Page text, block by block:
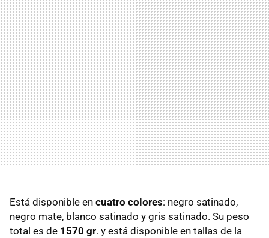
Está disponible en cuatro colores: negro satinado,
negro mate, blanco satinado y gris satinado. Su peso
total es de 1570 gr. y está disponible en tallas de la